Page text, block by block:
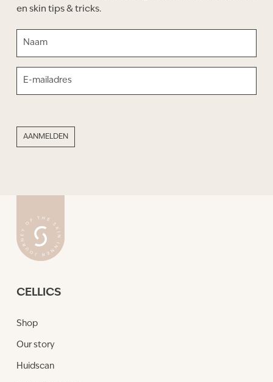
en skin tips & tricks.
Voornaam
CELLICS
Shop
Our story
Huidscan